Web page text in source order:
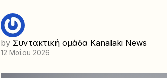
by Συντακτική ομάδα Kanalaki News
12 Μαΐου 2026